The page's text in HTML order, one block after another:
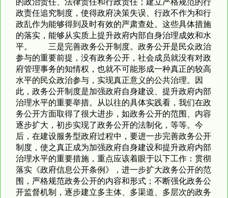
政责任追究制度，使得政府决策失误、行政不作为和行
政乱作为能够得到及时有效的严肃查处。这些具体措施
的落实，能够从实质上提升政府内部自身治理成效和水
平。 三是完善政务公开制度。政务公开是民众政治
参与的重要前提，没有政务公开，社会成员就没有对政
府管理事务的知情权，也就不可能形成一种真正的较高
水平的民众政治参与，实现真正意义的公共治理。因
此，政务公开制度是加强政府自身建设、提升政府内部
治理水平的重要举措。从以往的具体实践看，我们在政
务公开方面取得了很大进步，如政务公开的范围、内容
逐步扩大，初步实现了政务公开的法制化，等等。今
后，在建设服务型政府过程中，要进一步完善政务公开
制度，使之真正成为加强政府自身建设和提升政府内部
治理水平的重要措施，重点应该着眼于以下工作：贯彻
落实《政府信息公开条例》，进一步扩大政务公开的范
围，严格规范政务公开的内容和形式；不断强化政务公
开监督机制，逐步建立多主体、多渠道、多层次的政务